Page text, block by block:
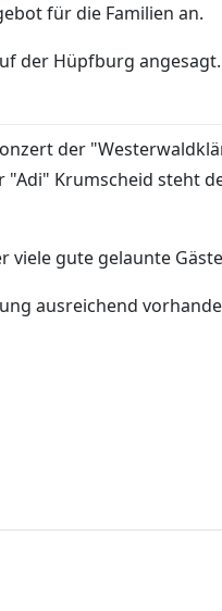
für die Familien an.
der Hüpfburg angesagt.
der
Krumscheid steht
viele gute gelaunte
ausreichend